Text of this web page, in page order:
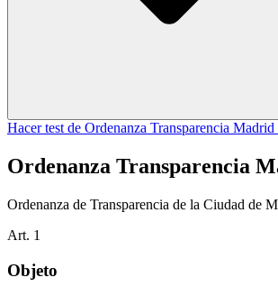
Hacer test de Ordenanza Transparencia Madrid
Ordenanza Transparencia
Ordenanza de Transparencia de la Ciudad de
Art. 1
Objeto